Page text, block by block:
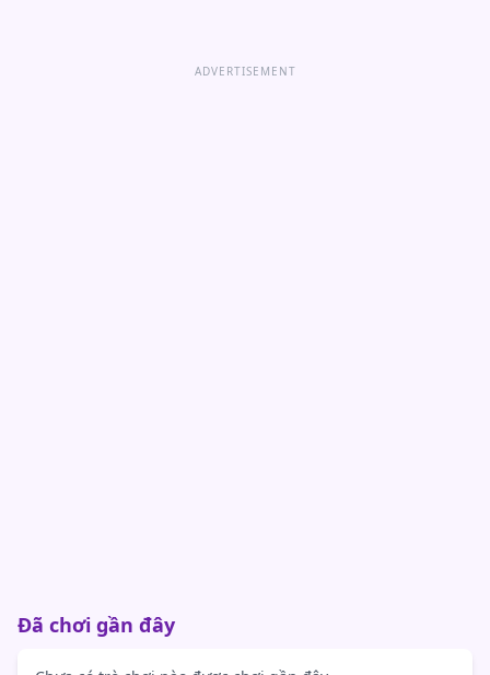
ADVERTISEMENT
Đã chơi gần đây